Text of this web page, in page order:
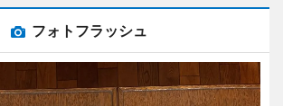
フォトフラッシュ